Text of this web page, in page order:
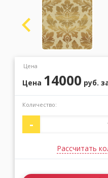
Цена
Цена 14000 руб.
Количество:
-
Рассчитать